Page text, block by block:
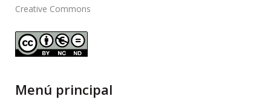
Creative Commons
Menú principal